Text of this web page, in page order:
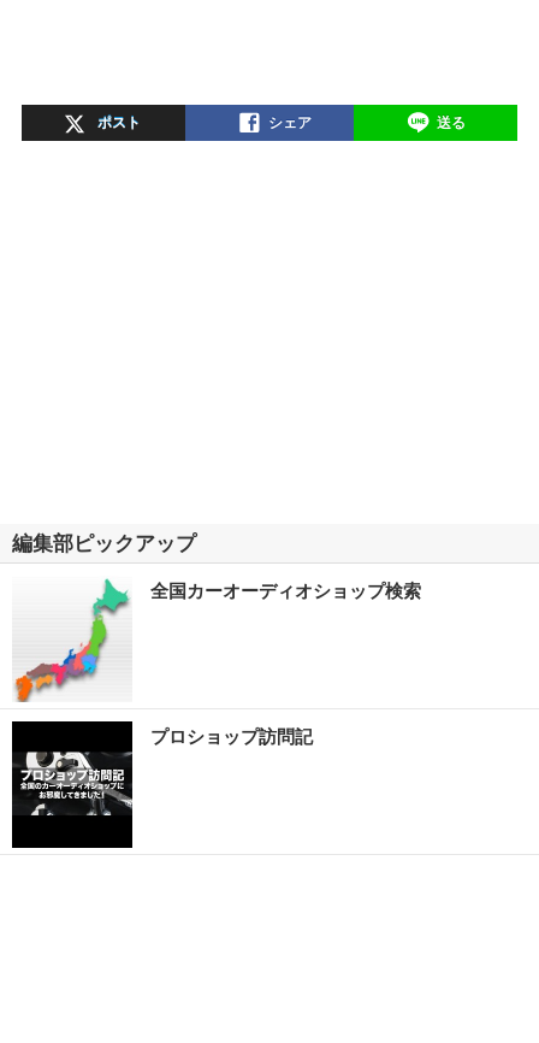
ポスト シェア 送る
編集部ピックアップ
全国カーオーディオショップ検索
プロショップ訪問記